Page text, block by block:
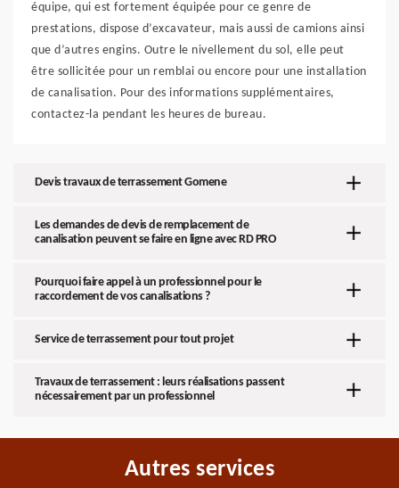
équipe, qui est fortement équipée pour ce genre de
prestations, dispose d’excavateur, mais aussi de camions ainsi
que d’autres engins. Outre le nivellement du sol, elle peut
être sollicitée pour un remblai ou encore pour une installation
de canalisation. Pour des informations supplémentaires,
contactez-la pendant les heures de bureau.
Devis travaux de terrassement Gomene
Les demandes de devis de remplacement de
canalisation peuvent se faire en ligne avec RD PRO
Pourquoi faire appel à un professionnel pour le
raccordement de vos canalisations ?
Service de terrassement pour tout projet
Travaux de terrassement : leurs réalisations passent
nécessairement par un professionnel
Autres services